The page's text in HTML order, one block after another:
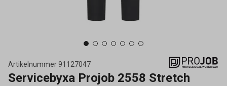
Artikelnummer91127047
Servicebyxa Projob 2558 Stretch